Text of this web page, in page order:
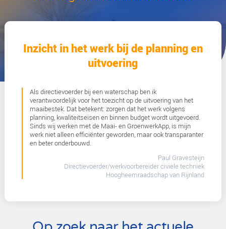
Ervaringen van de
Inzicht in het werk bij de
uitvoering
Als directievoerder bij een waterschap ben ik
verantwoordelijk voor het toezicht op de uitvoering
maaibestek. Dat betekent: zorgen dat het werk
planning, kwaliteitseisen en binnen budget wordt